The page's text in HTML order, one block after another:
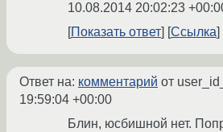
10.08.2014 20:02:23
Показать ответ Ссылка
Ответ на: комментарий от
19:59:04 +00:00
Блин, юсбишной нет.